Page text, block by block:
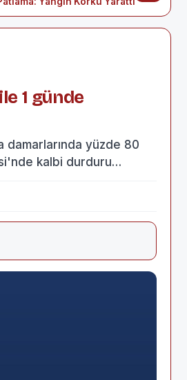
1 günde
damarlarında yüzde 80
kalbi durduru…